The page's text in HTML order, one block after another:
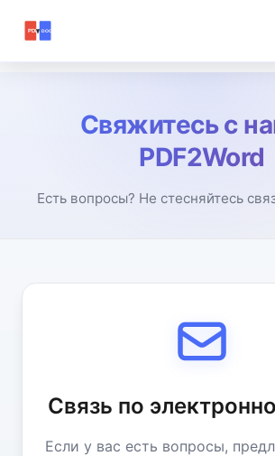
Свяжитесь с
PDF2Word
Есть вопросы? Не стесняйтесь
Связь по
Если у вас есть вопросы,